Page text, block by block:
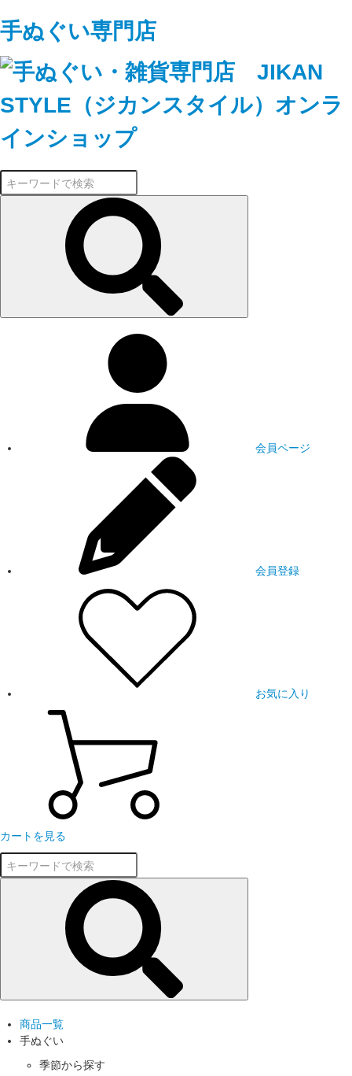
手ぬぐい専門店
会員ページ
会員登録
お気に入り
カートを見る
商品一覧
手ぬぐい
季節から探す